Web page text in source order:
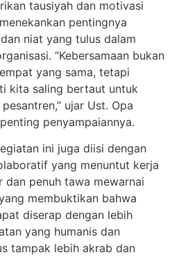
tausiyah dan motivasi
pentingnya
niat yang tulus dalam
“Kebersamaan bukan
yang sama, tetapi
kita saling bertaut untuk
ujar Ust. Opa
penyampaiannya.
ini juga diisi dengan
yang menuntut kerja
dan penuh tawa mewarnai
membuktikan bahwa
diserap dengan lebih
yang humanis dan
tampak lebih akrab dan